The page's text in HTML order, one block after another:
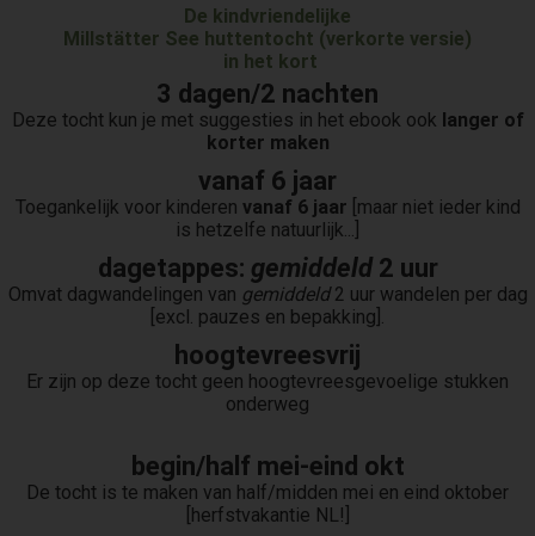
De kindvriendelijke
Millstätter See huttentocht (verkorte versie)
in het kort
3 dagen/2 nachten
Deze tocht kun je met suggesties in het ebook ook langer of
korter maken
vanaf 6 jaar
Toegankelijk voor kinderen vanaf 6 jaar [maar niet ieder kind
is hetzelfe natuurlijk...]
dagetappes: gemiddeld 2 uur
Omvat dagwandelingen van gemiddeld2 uur wandelen per dag
[excl. pauzes en bepakking].
hoogtevreesvrij
Er zijn op deze tocht geen hoogtevreesgevoelige stukken
onderweg
begin/half mei-eind okt
De tocht is te maken van half/midden mei en eind oktober
[herfstvakantie NL!]